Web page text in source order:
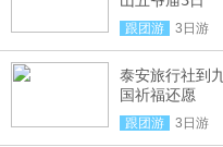
跟团游 3日游
泰安旅行社到
国祈福还愿
跟团游 3日游